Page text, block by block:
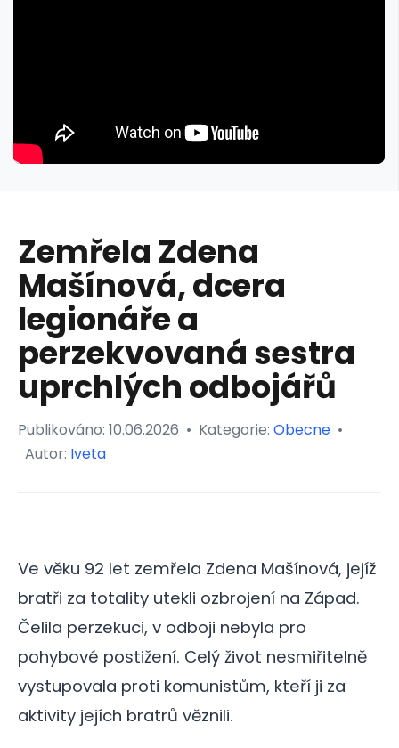
Zemřela Zdena
Mašínová, dcera
legionáře a
perzekvovaná sestra
uprchlých odbojářů
Publikováno: 10.06.2026 • Kategorie: Obecne •
Autor: Iveta
Ve věku 92 let zemřela Zdena Mašínová, jejíž
bratři za totality utekli ozbrojení na Západ.
Čelila perzekuci, v odboji nebyla pro
pohybové postižení. Celý život nesmiřitelně
vystupovala proti komunistům, kteří ji za
aktivity jejích bratrů věznili.